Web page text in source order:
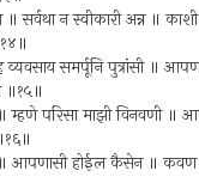
सर्वथा न स्वीकारी अन्न ॥
समर्पूनि पुत्रांसी ॥
॥१५॥
म्हणे परिसा माझी विनवणी ॥
आपणासी होईल कैसेन ॥ कवण